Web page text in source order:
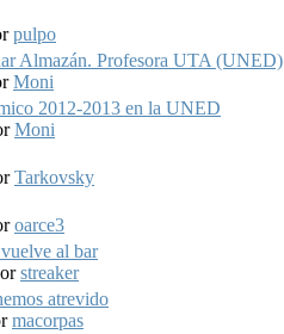
pulpo
Almazán. Profesora UTA (UNED)
Moni
2012-2013 en la UNED
Moni
Tarkovsky
oarce3
al bar
streaker
atrevido
macorpas